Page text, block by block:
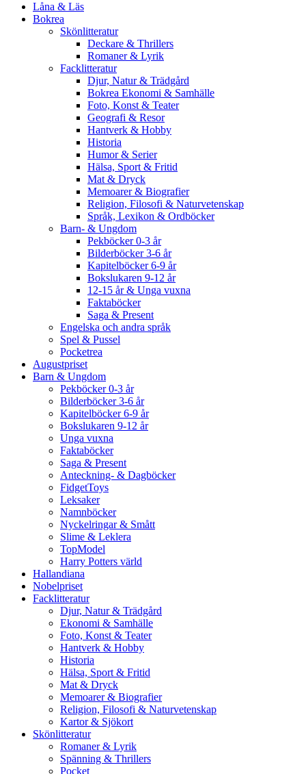
Låna & Läs
Bokrea
Skönlitteratur
Deckare & Thrillers
Romaner & Lyrik
Facklitteratur
Djur, Natur & Trädgård
Bokrea Ekonomi & Samhälle
Foto, Konst & Teater
Geografi & Resor
Hantverk & Hobby
Historia
Humor & Serier
Hälsa, Sport & Fritid
Mat & Dryck
Memoarer & Biografier
Religion, Filosofi & Naturvetenskap
Språk, Lexikon & Ordböcker
Barn- & Ungdom
Pekböcker 0-3 år
Bilderböcker 3-6 år
Kapitelböcker 6-9 år
Bokslukaren 9-12 år
12-15 år & Unga vuxna
Faktaböcker
Saga & Present
Engelska och andra språk
Spel & Pussel
Pocketrea
Augustpriset
Barn & Ungdom
Pekböcker 0-3 år
Bilderböcker 3-6 år
Kapitelböcker 6-9 år
Bokslukaren 9-12 år
Unga vuxna
Faktaböcker
Saga & Present
Anteckning- & Dagböcker
FidgetToys
Leksaker
Namnböcker
Nyckelringar & Smått
Slime & Leklera
TopModel
Harry Potters värld
Hallandiana
Nobelpriset
Facklitteratur
Djur, Natur & Trädgård
Ekonomi & Samhälle
Foto, Konst & Teater
Hantverk & Hobby
Historia
Hälsa, Sport & Fritid
Mat & Dryck
Memoarer & Biografier
Religion, Filosofi & Naturvetenskap
Kartor & Sjökort
Skönlitteratur
Romaner & Lyrik
Spänning & Thrillers
Pocket